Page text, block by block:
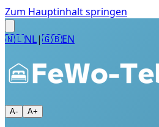
Zum Hauptinhalt springen
🇳🇱NL|🇬🇧EN
A- A+